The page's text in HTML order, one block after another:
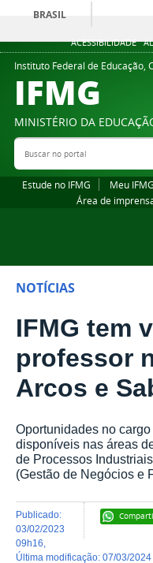
ACESSIBILIDADE
BRASIL
Instituto Federal de Educação,
IFMG
MINISTÉRIO DA
Buscar no portal
Estude no IFMG Meu IFMG
Área de
NOTÍCIAS
IFMG tem
professor
Arcos e
Oportunidades no
disponíveis nas áreas
de Processos
(Gestão de Negócios e
publicado:
03/02/2023
09h16
última modificação: 07/03/2024